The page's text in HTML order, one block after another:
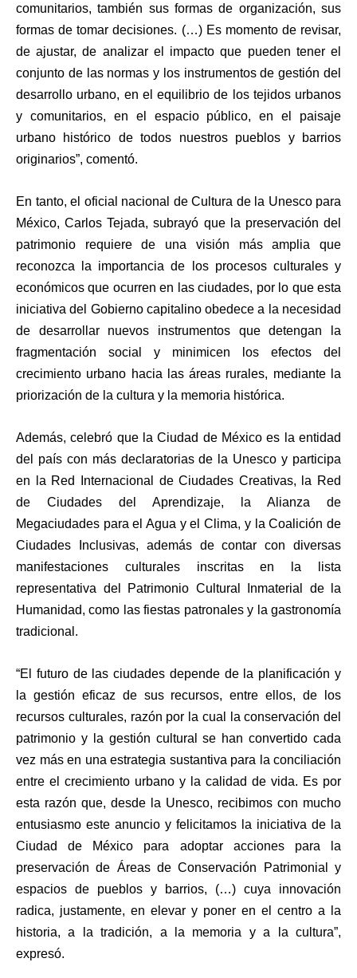
comunitarios, también sus formas de organización, sus
formas de tomar decisiones. (…) Es momento de revisar,
de ajustar, de analizar el impacto que pueden tener el
conjunto de las normas y los instrumentos de gestión del
desarrollo urbano, en el equilibrio de los tejidos urbanos
y comunitarios, en el espacio público, en el paisaje
urbano histórico de todos nuestros pueblos y barrios
originarios”, comentó.
En tanto, el oficial nacional de Cultura de la Unesco para
México, Carlos Tejada, subrayó que la preservación del
patrimonio requiere de una visión más amplia que
reconozca la importancia de los procesos culturales y
económicos que ocurren en las ciudades, por lo que esta
iniciativa del Gobierno capitalino obedece a la necesidad
de desarrollar nuevos instrumentos que detengan la
fragmentación social y minimicen los efectos del
crecimiento urbano hacia las áreas rurales, mediante la
priorización de la cultura y la memoria histórica.
Además, celebró que la Ciudad de México es la entidad
del país con más declaratorias de la Unesco y participa
en la Red Internacional de Ciudades Creativas, la Red
de Ciudades del Aprendizaje, la Alianza de
Megaciudades para el Agua y el Clima, y la Coalición de
Ciudades Inclusivas, además de contar con diversas
manifestaciones culturales inscritas en la lista
representativa del Patrimonio Cultural Inmaterial de la
Humanidad, como las fiestas patronales y la gastronomía
tradicional.
“El futuro de las ciudades depende de la planificación y
la gestión eficaz de sus recursos, entre ellos, de los
recursos culturales, razón por la cual la conservación del
patrimonio y la gestión cultural se han convertido cada
vez más en una estrategia sustantiva para la conciliación
entre el crecimiento urbano y la calidad de vida. Es por
esta razón que, desde la Unesco, recibimos con mucho
entusiasmo este anuncio y felicitamos la iniciativa de la
Ciudad de México para adoptar acciones para la
preservación de Áreas de Conservación Patrimonial y
espacios de pueblos y barrios, (…) cuya innovación
radica, justamente, en elevar y poner en el centro a la
historia, a la tradición, a la memoria y a la cultura”,
expresó.